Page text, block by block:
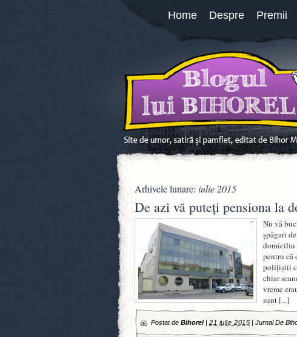
Home Despre Premii
Arhivele lunare: iulie 2015
De azi vă puteţi pensiona la
Nu vă
şpăgari
domiciliu
pentru că
poliţiştii
chiar
vreme
sunt [...]
Postat de Bihorel| 21 iulie 2015 |Jurnal De